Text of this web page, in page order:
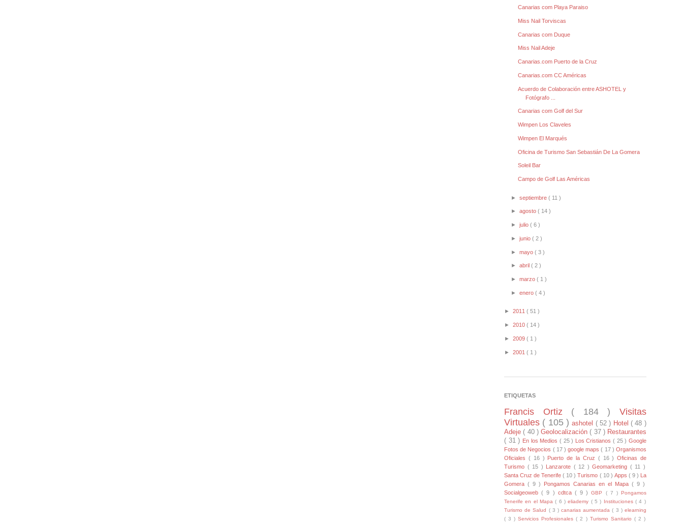
Canarias com Playa Paraiso
Miss Nail Torviscas
Canarias com Duque
Miss Nail Adeje
Canarias.com Puerto de la Cruz
Canarias.com CC Américas
Acuerdo de Colaboración entre ASHOTEL y
Fotógrafo ...
Canarias com Golf del Sur
Wimpen Los Claveles
Wimpen El Marqués
Oficina de Turismo San Sebastián De La Gomera
Soleil Bar
Campo de Golf Las Américas
►septiembre( 11 )
►agosto( 14 )
►julio( 6 )
►junio( 2 )
►mayo( 3 )
►abril( 2 )
►marzo( 1 )
►enero( 4 )
► 2011 ( 51 )
► 2010 ( 14 )
► 2009 ( 1 )
► 2001 ( 1 )
ETIQUETAS
Francis Ortiz ( 184 )Visitas
Virtuales ( 105 )ashotel ( 52 ) Hotel ( 48 )
Adeje ( 40 ) Geolocalización ( 37 ) Restaurantes
( 31 ) En los Medios ( 25 ) Los Cristianos( 25 )Google
Fotos de Negocios ( 17 )google maps( 17 )Organismos
Oficiales ( 16 ) Puerto de la Cruz ( 16 )Oficinas de
Turismo ( 15 ) Lanzarote ( 12 ) Geomarketing ( 11 )
Santa Cruz de Tenerife( 10 )Turismo ( 10 ) Apps ( 9 )
La
Gomera ( 9 ) Pongamos Canarias en el Mapa ( 9 )
Socialgeoweb( 9 ) cdtca ( 9 )GBP ( 7 )Pongamos
Tenerife en el Mapa( 6 )eliademy ( 5 ) Instituciones( 4 )
Turismo de Salud ( 3 )canarias aumentada( 3 )elearning
( 3 )Servicios Profesionales( 2 ) Turismo Sanitario ( 2 )